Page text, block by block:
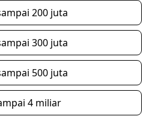
200 juta
300 juta
500 juta
4 miliar